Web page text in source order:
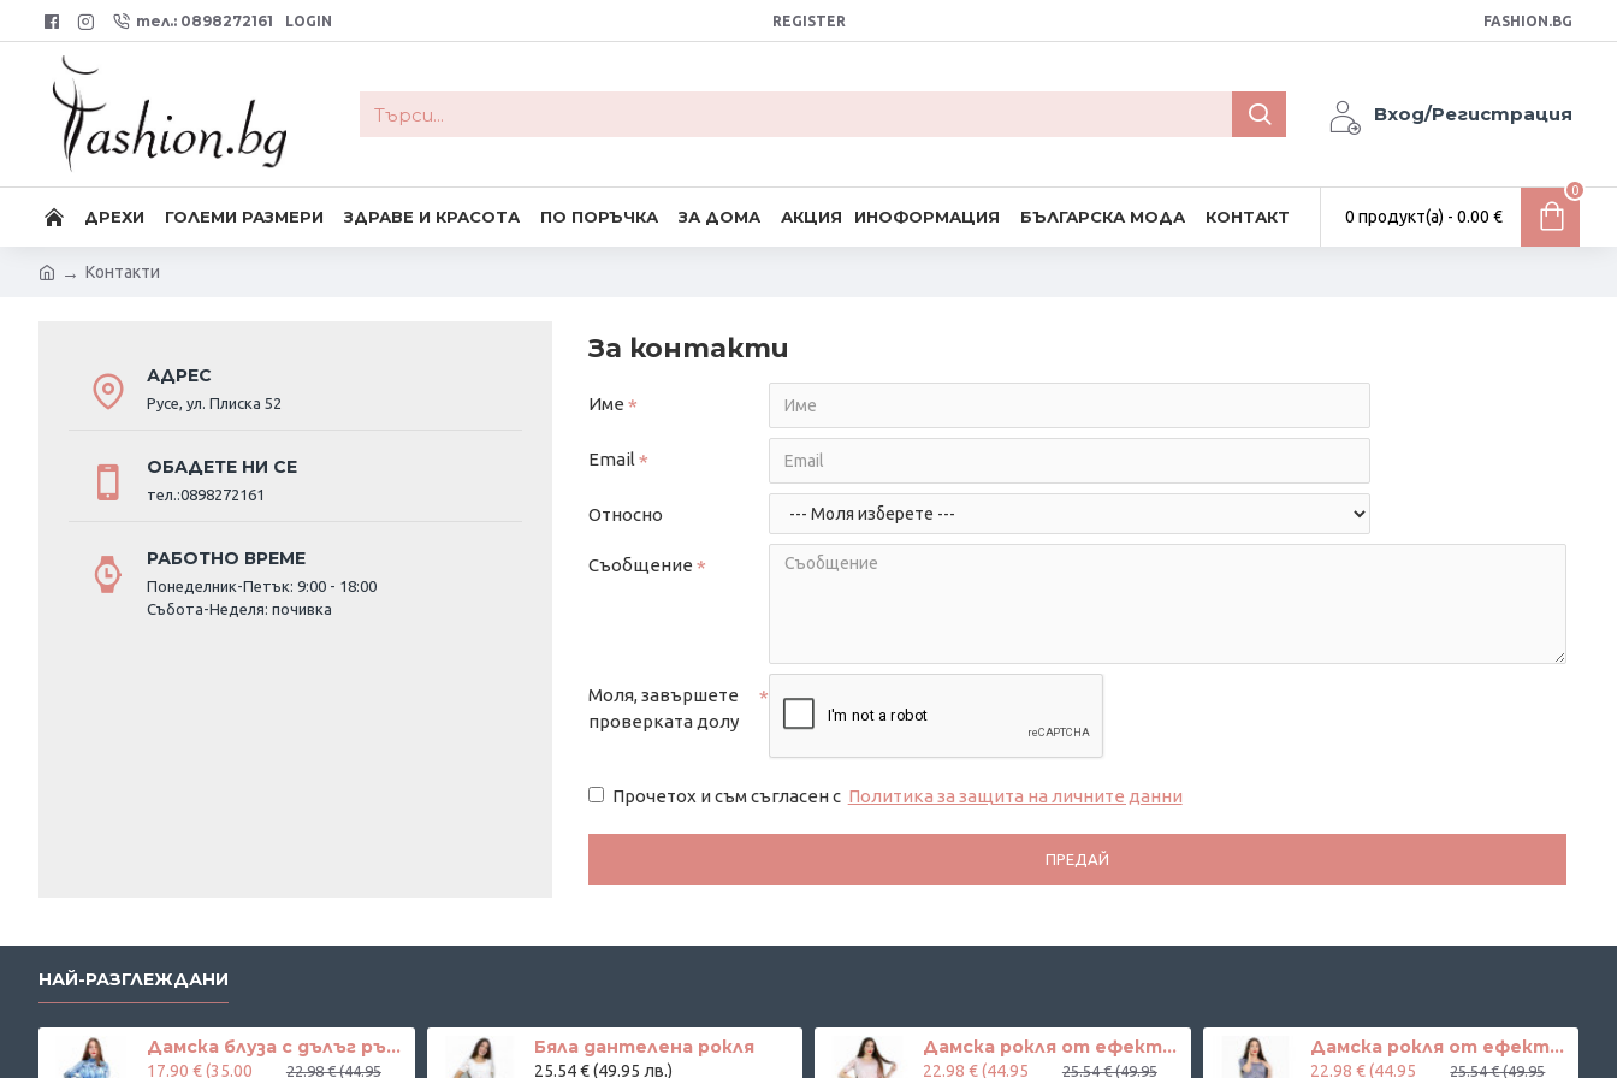
тел.: 0898272161 LOGIN REGISTER FASHION.BG
Вход/Регистрация
ДРЕХИ ГОЛЕМИ РАЗМЕРИ ЗДРАВЕ И КРАСОТА ПО ПОРЪЧКА ЗА ДОМА АКЦИЯ ИНОФОРМАЦИЯ БЪЛГАРСКА МОДА КОНТАКТ 0 продукт(а) - 0.00 €
0
Контакти
АДРЕС
Русе, ул. Плиска 52
ОБАДЕТЕ НИ СЕ
тел.:0898272161
РАБОТНО ВРЕМЕ
Понеделник-Петък: 9:00 - 18:00
Събота-Неделя: почивка
За контакти
Име
Email
Относно
Съобщение
Моля, завършете
проверката долу
Прочетох и съм съгласен с Политика за защита на личните данни
ПРЕДАЙ
НАЙ-РАЗГЛЕЖДАНИ
Дамска блуза с дълъг ръкав и ластик в кръста с интересен принт в синьо
17.90 € (35.00 22.98 € (44.95
Бяла дантелена рокля
25.54 € (49.95 лв.)
Дамска рокля от ефектна дантела в телесен цвят
22.98 € (44.95 25.54 € (49.95
Дамска рокля от ефектна дантела в светло лилаво
22.98 € (44.95 25.54 € (49.95